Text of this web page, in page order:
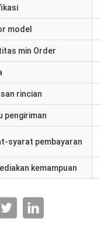
model
min Order
rincian
pengiriman
syarat pembayaran
kemampuan